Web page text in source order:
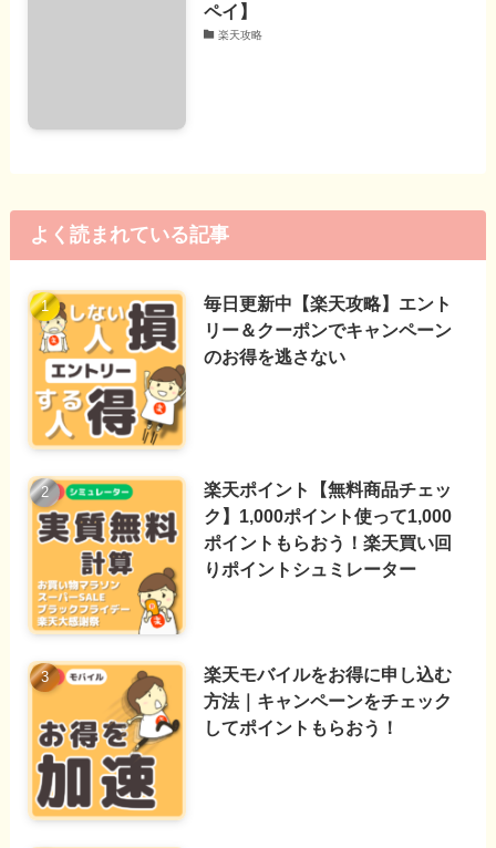
ペイ】
楽天攻略
よく読まれている記事
毎日更新中【楽天攻略】エント
リー＆クーポンでキャンペーン
のお得を逃さない
楽天ポイント【無料商品チェッ
ク】1,000ポイント使って1,000
ポイントもらおう！楽天買い回
りポイントシュミレーター
楽天モバイルをお得に申し込む
方法｜キャンペーンをチェック
してポイントもらおう！